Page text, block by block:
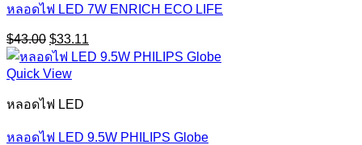
หลอดไฟ LED 7W ENRICH ECO LIFE
$43.00 Original
price
was:
$43.00.
$33.11
price
is:
Quick View
หลอดไฟ LED
หลอดไฟ LED 9.5W PHILIPS Globe